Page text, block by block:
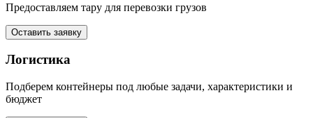
Предоставляем тару для перевозки грузов
Оставить заявку
Логистика
Подберем контейнеры под любые задачи, характеристики и
бюджет